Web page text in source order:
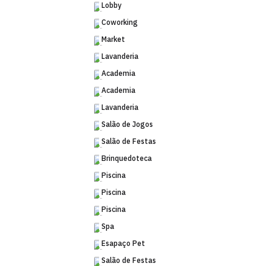
Lobby
Coworking
Market
Lavanderia
Academia
Academia
Lavanderia
Salão de Jogos
Salão de Festas
Brinquedoteca
Piscina
Piscina
Piscina
Spa
Esapaço Pet
Salão de Festas